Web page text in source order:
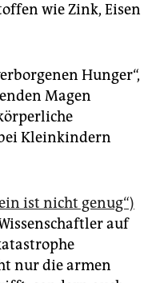
wie Zink, Eisen
Hunger“,
Magen
Kleinkindern
ist nicht genug“)
auf
nur die armen